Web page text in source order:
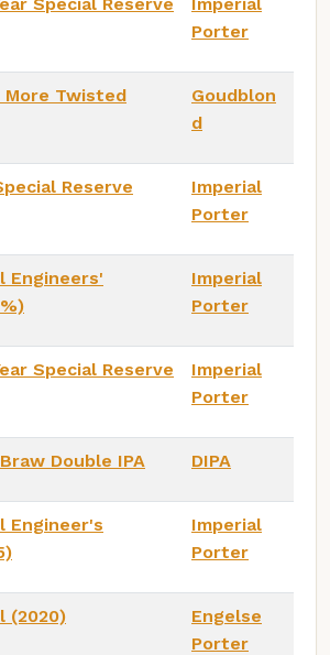
Porter
Twisted
Goudblon
d
Reserve
Imperial
Porter
Engineers'
Imperial
Porter
Special Reserve
Imperial
Porter
Double IPA DIPA
Engineer's
Imperial
Porter
(2020)
Engelse
Porter